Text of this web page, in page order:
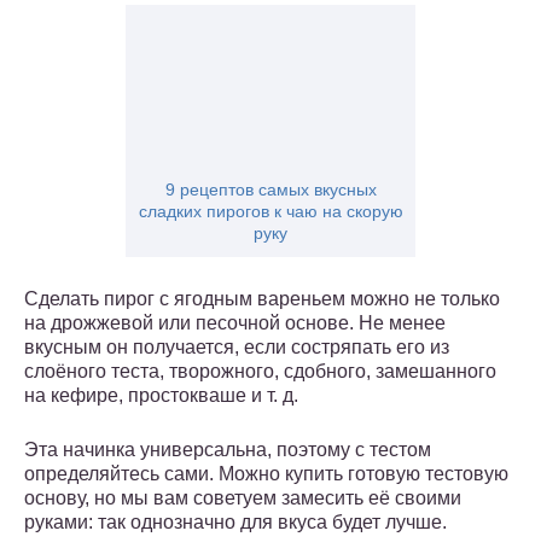
9 рецептов самых вкусных
сладких пирогов к чаю на скорую
руку
Сделать пирог с ягодным вареньем можно не только
на дрожжевой или песочной основе. Не менее
вкусным он получается, если состряпать его из
слоёного теста, творожного, сдобного, замешанного
на кефире, простокваше и т. д.
Эта начинка универсальна, поэтому с тестом
определяйтесь сами. Можно купить готовую тестовую
основу, но мы вам советуем замесить её своими
руками: так однозначно для вкуса будет лучше.